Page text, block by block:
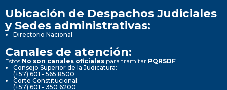
Ubicación de Despachos Judiciales
y Sedes administrativas:
Directorio Nacional
Canales de atención:
Estos No son canales oficiales para tramitar PQRSDF
Consejo Superior de la Judicatura:
(+57) 601 - 565 8500
Corte Constitucional:
(+57) 601 - 350 6200